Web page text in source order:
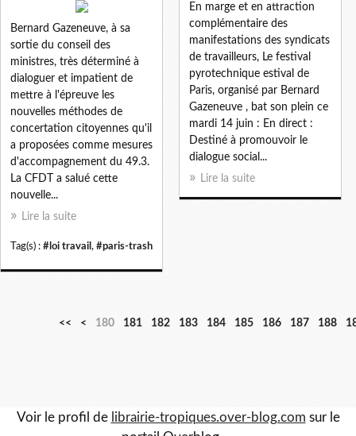
En marge et en attraction
complémentaire des
manifestations des syndicats
de travailleurs, Le festival
pyrotechnique estival de
Paris, organisé par Bernard
Gazeneuve , bat son plein ce
mardi 14 juin : En direct :
Destiné à promouvoir le
dialogue social...
Lire la suite
Bernard Gazeneuve, à sa
sortie du conseil des
ministres, très déterminé à
dialoguer et impatient de
mettre à l'épreuve les
nouvelles méthodes de
concertation citoyennes qu'il
a proposées comme mesures
d'accompagnement du 49.3.
La CFDT a salué cette
nouvelle...
Lire la suite
Tag(s) : #loi travail , #paris-trash
<< <
1
1
1
1
1
1
1
1
180 181 182 183 184 185 186 187 188
Voir le profil de librairie-tropiques.over-blog.com sur le